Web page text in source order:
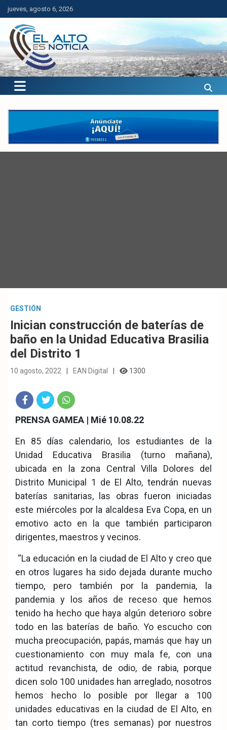
Saltar
al
contenido
jueves, agosto 6, 2026
El Alto es Noticia
Últimas noticias de El Alto, Bolivia y el mundo.
GESTIÓN
Inician construcción de baterías de
baño en la Unidad Educativa Brasilia
del Distrito 1
10 agosto, 2022 EAN Digital 1300
Fac
eb
ook
Twit
ter
Wha
pp
PRENSA GAMEA | Mié 10.08.22
En 85 días calendario, los estudiantes de la
Unidad Educativa Brasilia (turno mañana),
ubicada en la zona Central Villa Dolores del
Distrito Municipal 1 de El Alto, tendrán nuevas
baterías sanitarias, las obras fueron iniciadas
este miércoles por la alcaldesa Eva Copa, en un
emotivo acto en la que también participaron
dirigentes, maestros y vecinos.
“La educación en la ciudad de El Alto y creo que
en otros lugares ha sido dejada durante mucho
tiempo, pero también por la pandemia, la
pandemia y los años de receso que hemos
tenido ha hecho que haya algún deterioro sobre
todo en las baterías de baño. Yo escucho con
mucha preocupación, papás, mamás que hay un
cuestionamiento con muy mala fe, con una
actitud revanchista, de odio, de rabia, porque
dicen solo 100 unidades han arreglado, nosotros
hemos hecho lo posible por llegar a 100
unidades educativas en la ciudad de El Alto, en
tan corto tiempo (tres semanas) por nuestros